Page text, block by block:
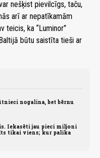
nešķist pievilcīgs, taču,
arī ar nepatīkamām
teicis, ka “Luminor”
būtu saistīta tieši ar
nogalina, bet bērnu
Iekasēti jau pieci miljoni
tikai viens; kur palika